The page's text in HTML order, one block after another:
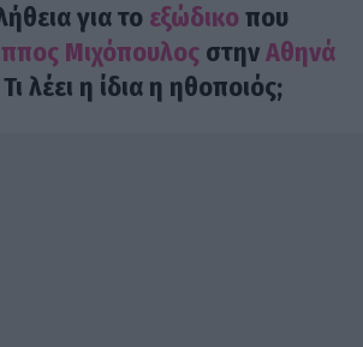
για το εξώδικο που
Μιχόπουλος στηνΑθηνά
λέει η ίδια η ηθοποιός;